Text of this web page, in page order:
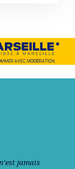
jamais